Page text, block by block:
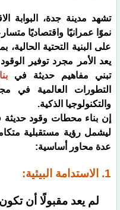
تشهد مدينة جدة، البوابة
نموًا عمرانيًا واقتصاديًا
على البنية التحتية
يعد الأمر مجرد توفير
تبني مفاهيم حديثة في
التطورات العالمية في
والتكنولوجيا الذكية.
إن بناء محطات وقود حديثة
ليشمل رؤية مستقبلية
عدة محاور أساسية:
1. الاستدامة البيئية:
لم يعد مقبولًا أن